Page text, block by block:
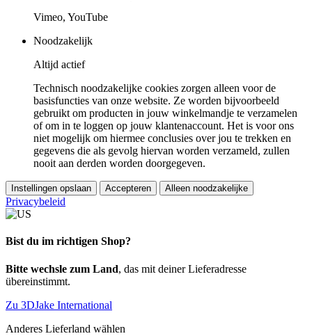
Vimeo, YouTube
Noodzakelijk
Altijd actief
Technisch noodzakelijke cookies zorgen alleen voor de
basisfuncties van onze website. Ze worden bijvoorbeeld
gebruikt om producten in jouw winkelmandje te verzamelen
of om in te loggen op jouw klantenaccount. Het is voor ons
niet mogelijk om hiermee conclusies over jou te trekken en
gegevens die als gevolg hiervan worden verzameld, zullen
nooit aan derden worden doorgegeven.
Instellingen opslaan Accepteren Alleen noodzakelijke
Privacybeleid
Bist du im richtigen Shop?
Bitte wechsle zum Land, das mit deiner Lieferadresse
übereinstimmt.
Zu 3DJake International
Anderes Lieferland wählen